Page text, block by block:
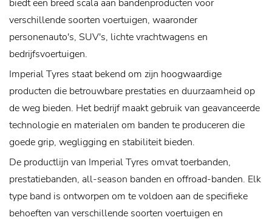
biedt een breed scala aan bandenproducten voor
verschillende soorten voertuigen, waaronder
personenauto's, SUV's, lichte vrachtwagens en
bedrijfsvoertuigen.
Imperial Tyres staat bekend om zijn hoogwaardige
producten die betrouwbare prestaties en duurzaamheid op
de weg bieden. Het bedrijf maakt gebruik van geavanceerde
technologie en materialen om banden te produceren die
goede grip, wegligging en stabiliteit bieden.
De productlijn van Imperial Tyres omvat toerbanden,
prestatiebanden, all-season banden en offroad-banden. Elk
type band is ontworpen om te voldoen aan de specifieke
behoeften van verschillende soorten voertuigen en